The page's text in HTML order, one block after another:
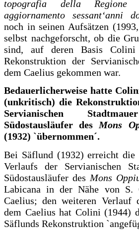
topografia della
aggiornamento sessant‘anni
noch in seinen Aufsätzen
selbst nachgeforscht, ob die
sind, auf deren Basis
Rekonstruktion der
dem Caelius gekommen war.
Bedauerlicherweise hatte
(unkritisch) die
Servianischen
Südostausläufer des Mons
(1932) `übernommen´.
Bei Säflund (1932) erreicht die
Verlaufs der Servianischen
Südostausläufer des Mons
Labicana in der Nähe von S.
Caelius; den weiteren Verlauf
dem Caelius hat Colini (1944)
Säflunds Rekonstruktion